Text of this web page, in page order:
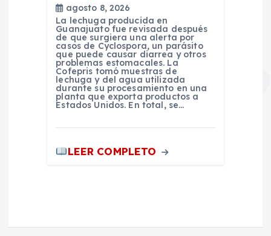
agosto 8, 2026
La lechuga producida en
Guanajuato fue revisada después
de que surgiera una alerta por
casos de Cyclospora, un parásito
que puede causar diarrea y otros
problemas estomacales. La
Cofepris tomó muestras de
lechuga y del agua utilizada
durante su procesamiento en una
planta que exporta productos a
Estados Unidos. En total, se…
LEER COMPLETO